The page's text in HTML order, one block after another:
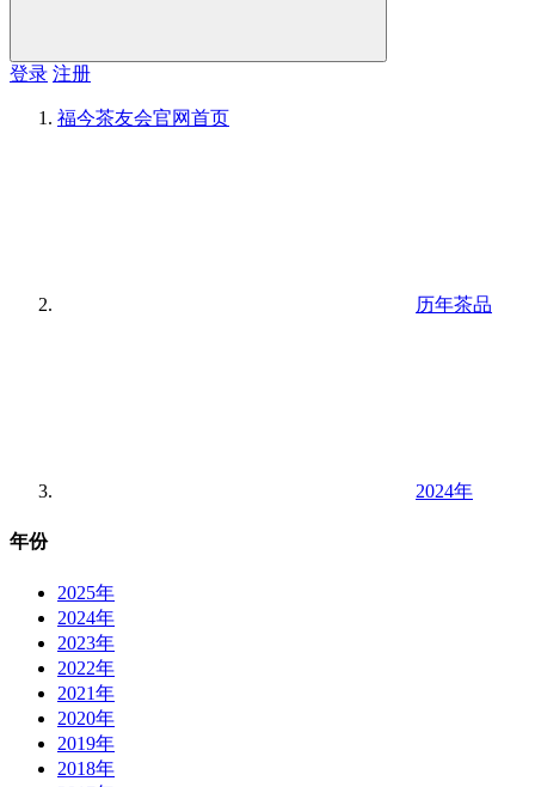
登录 注册
福今茶友会官网首页
历年茶品
2024年
年份
2025年
2024年
2023年
2022年
2021年
2020年
2019年
2018年